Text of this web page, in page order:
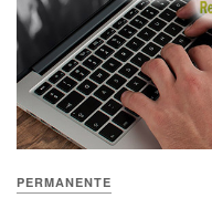
PERMANENTE